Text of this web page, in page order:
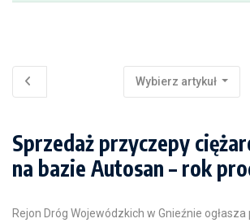
Wybierz artykuł
Sprzedaż przyczepy
na bazie Autosan – rok
Rejon Dróg Wojewódzkich w Gnieźnie